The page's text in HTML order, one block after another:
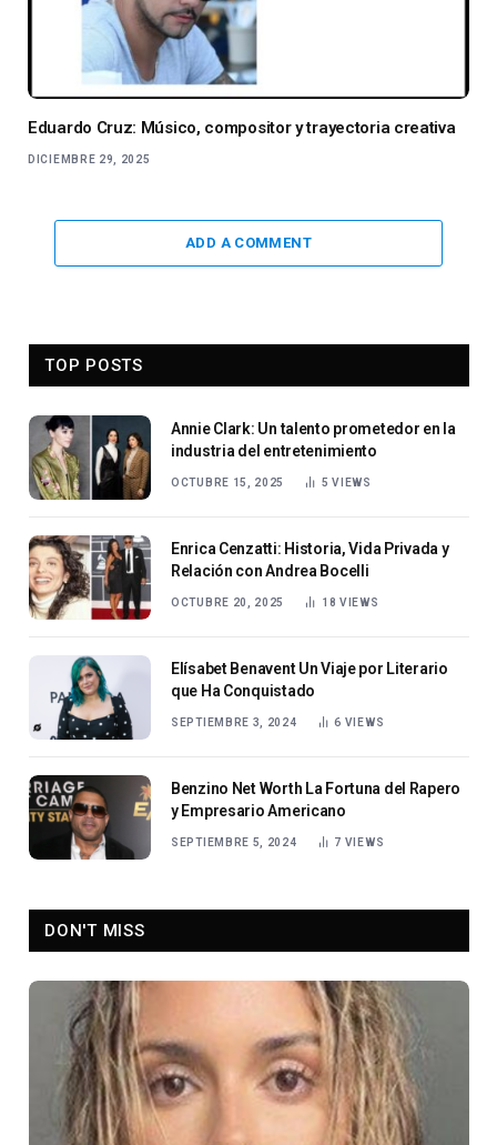
Eduardo Cruz: Músico, compositor y trayectoria creativa
DICIEMBRE 29, 2025
ADD A COMMENT
TOP POSTS
Annie Clark: Un talento prometedor en la
industria del entretenimiento
OCTUBRE 15, 2025 5VIEWS
Enrica Cenzatti: Historia, Vida Privada y
Relación con Andrea Bocelli
OCTUBRE 20, 2025 18VIEWS
Elísabet Benavent Un Viaje por Literario
que Ha Conquistado
SEPTIEMBRE 3, 2024 6 VIEWS
Benzino Net Worth La Fortuna del Rapero
y Empresario Americano
SEPTIEMBRE 5, 2024 7 VIEWS
DON'T MISS